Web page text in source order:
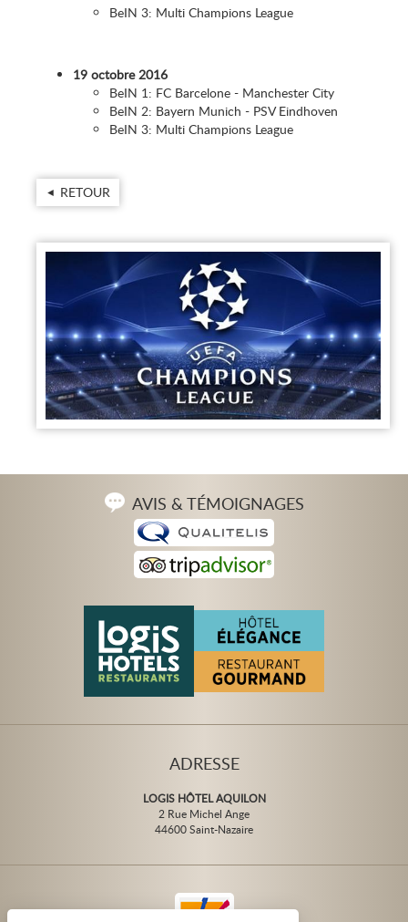
BeIN 3: Multi Champions League
19 octobre 2016
BeIN 1: FC Barcelone - Manchester City
BeIN 2: Bayern Munich - PSV Eindhoven
BeIN 3: Multi Champions League
RETOUR
AVIS & TÉMOIGNAGES
ADRESSE
LOGIS HÔTEL AQUILON
2 Rue Michel Ange
44600 Saint-Nazaire